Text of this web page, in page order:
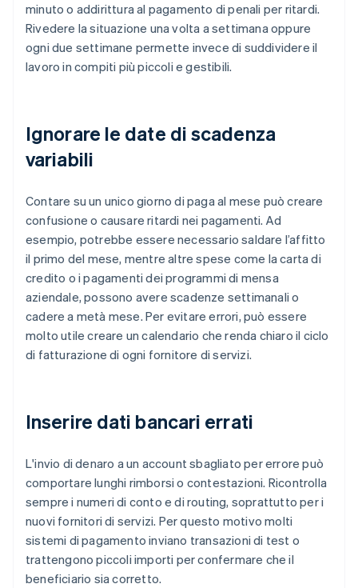
minuto o addirittura al pagamento di penali per ritardi.
Rivedere la situazione una volta a settimana oppure
ogni due settimane permette invece di suddividere il
lavoro in compiti più piccoli e gestibili.
Ignorare le date di scadenza
variabili
Contare su un unico giorno di paga al mese può creare
confusione o causare ritardi nei pagamenti. Ad
esempio, potrebbe essere necessario saldare l’affitto
il primo del mese, mentre altre spese come la carta di
credito o i pagamenti dei programmi di mensa
aziendale, possono avere scadenze settimanali o
cadere a metà mese. Per evitare errori, può essere
molto utile creare un calendario che renda chiaro il ciclo
di fatturazione di ogni fornitore di servizi.
Inserire dati bancari errati
L'invio di denaro a un account sbagliato per errore può
comportare lunghi rimborsi o contestazioni. Ricontrolla
sempre i numeri di conto e di routing, soprattutto per i
nuovi fornitori di servizi. Per questo motivo molti
sistemi di pagamento inviano transazioni di test o
trattengono piccoli importi per confermare che il
beneficiario sia corretto.